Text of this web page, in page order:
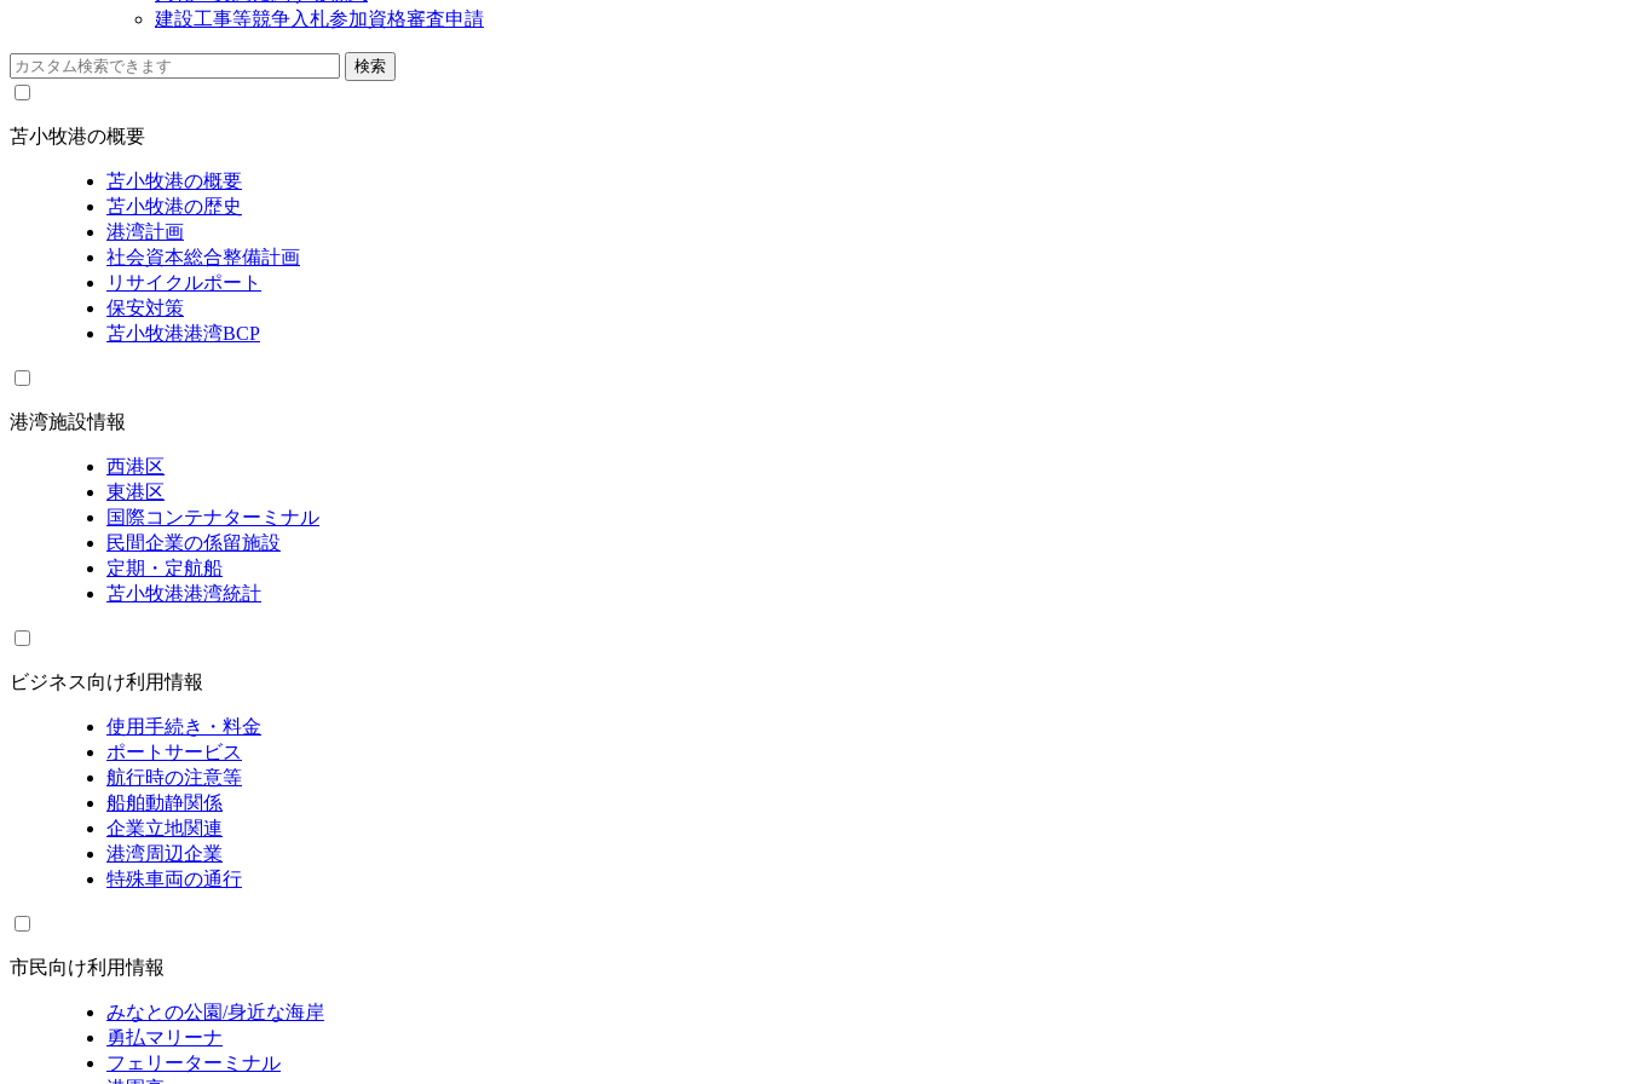
建設工事等競争入札参加資格審査申請
苫小牧港の概要
苫小牧港の概要
苫小牧港の歴史
港湾計画
社会資本総合整備計画
リサイクルポート
保安対策
苫小牧港港湾BCP
港湾施設情報
西港区
東港区
国際コンテナターミナル
民間企業の係留施設
定期・定航船
苫小牧港港湾統計
ビジネス向け利用情報
使用手続き・料金
ポートサービス
航行時の注意等
船舶動静関係
企業立地関連
港湾周辺企業
特殊車両の通行
市民向け利用情報
みなとの公園/身近な海岸
勇払マリーナ
フェリーターミナル